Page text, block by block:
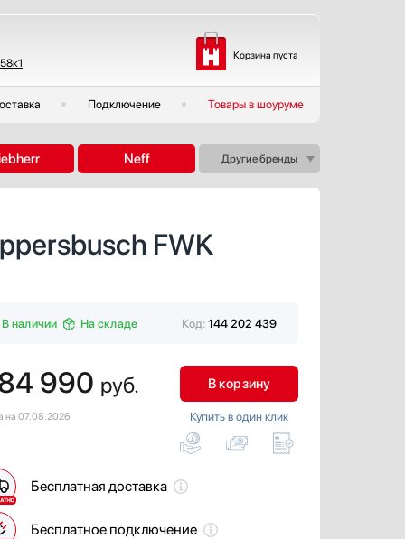
Корзина пуста
Подключение Товары в шоуруме
Neff Другие бренды
FWK
В наличии На складе Код: 144 202 439
990 руб. В корзину
на 07.08.2026 Купить в один клик
Бесплатная доставка
Бесплатное подключение